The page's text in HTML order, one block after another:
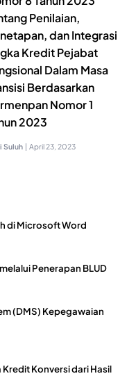
Penilaian,
dan Integrasi
Kredit Pejabat
Dalam Masa
Berdasarkan
Nomor 1
2023
Suluh | April 23, 2023
di Microsoft Word
Penerapan BLUD
(DMS) Kepegawaian
Konversi dari Hasil